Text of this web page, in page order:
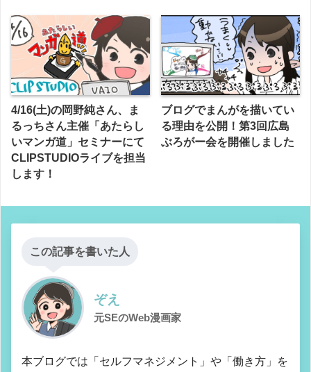
4/16(土)の岡野純さん、ま
るっちさん主催「あたらし
いマンガ道」セミナーにて
CLIPSTUDIOライブを担当
します！
ブログでまんがを描いてい
る理由を公開！第3回広島
ぶろがー会を開催しました
この記事を書いた人
ぞえ
元SEのWeb漫画家
本ブログでは「セルフマネジメント」や「働き方」を